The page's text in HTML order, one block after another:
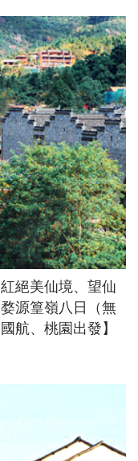
絕美仙境、望仙
源篁嶺八日（無
航、桃園出發】